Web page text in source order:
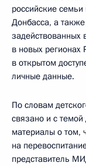
российские
Донбасса, а
задействованных
в новых регионах
в открытом
личные данные.
По словам
связано и с темой
материалы о том,
на
представитель